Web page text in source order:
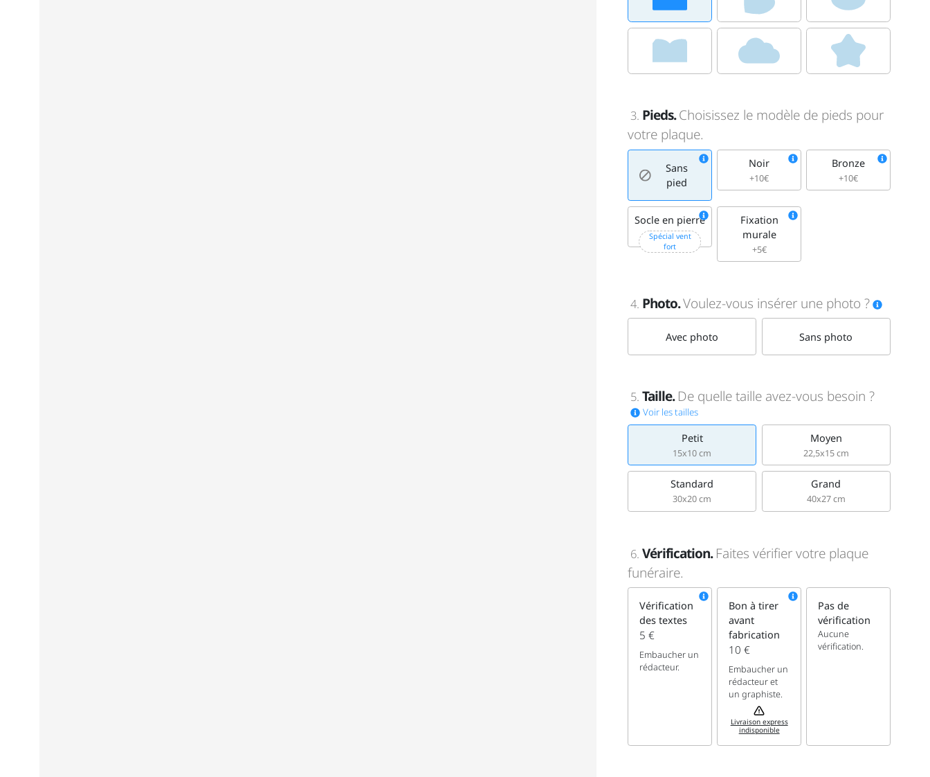
3. Pieds.Choisissez le modèle de pieds pour
votre plaque.
Sans
pied
Noir
+10€
Bronze
+10€
Socle en pierre
+25€
Spécial vent
fort
Fixation
murale
+5€
4. Photo.Voulez-vous insérer une photo ?
Avec photo Sans photo
5. Taille. De quelle taille avez-vous besoin ?
Voir les tailles
Petit
15x10 cm
Moyen
22,5x15 cm
Standard
30x20 cm
Grand
40x27 cm
6. Vérification. Faites vérifier votre plaque
funéraire.
Vérification
des textes
5 €
Embaucher un
rédacteur.
Bon à tirer
avant
fabrication
10 €
Embaucher un
rédacteur et
un graphiste.
Livraison express
indisponible
Pas de
vérification
Aucune
vérification.